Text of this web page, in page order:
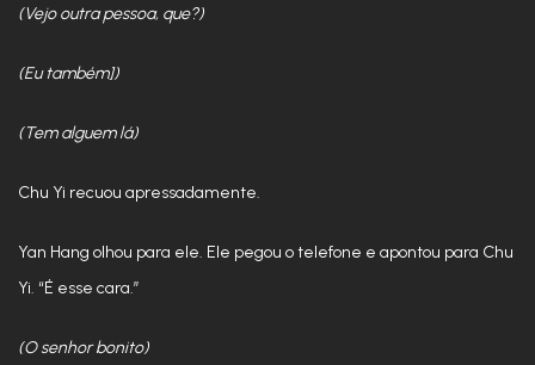
(Vejo outra pessoa, que?)
(Eu também])
(Tem alguem lá)
Chu Yi recuou apressadamente.
Yan Hang olhou para ele. Ele pegou o telefone e apontou para Chu
Yi. “É esse cara.”
(O senhor bonito)